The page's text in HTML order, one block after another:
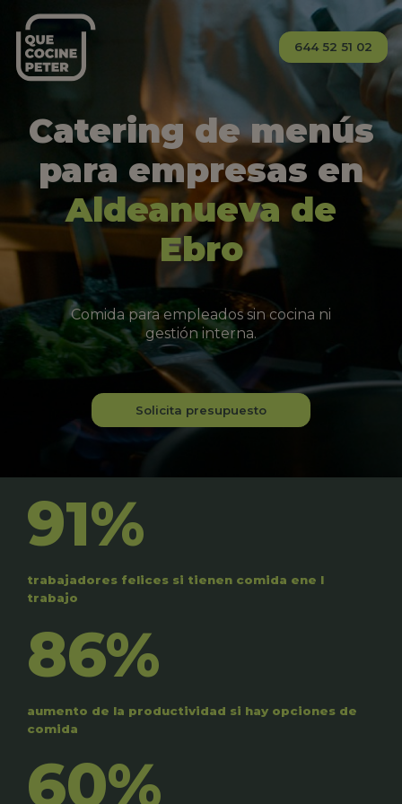
644 52 51 02
Catering de menús
para empresas en
Aldeanueva de
Ebro
Comida para empleados sin cocina ni
gestión interna.
Solicita presupuesto
91%
trabajadores felices si tienen comida ene l
trabajo
86%
aumento de la productividad si hay opciones de
comida
60%